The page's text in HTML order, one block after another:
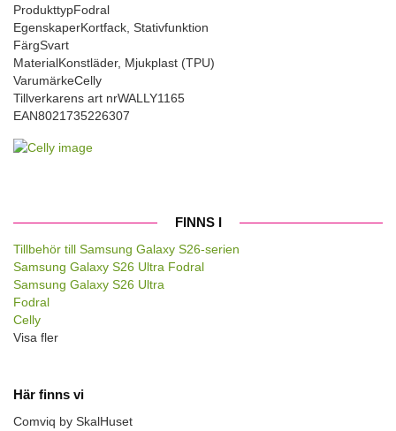
ProdukttypFodral
EgenskaperKortfack, Stativfunktion
FärgSvart
MaterialKonstläder, Mjukplast (TPU)
VarumärkeCelly
Tillverkarens art nrWALLY1165
EAN8021735226307
FINNS I
Tillbehör till Samsung Galaxy S26-serien
Samsung Galaxy S26 Ultra Fodral
Samsung Galaxy S26 Ultra
Fodral
Celly
Visa fler
Här finns vi
Comviq by SkalHuset